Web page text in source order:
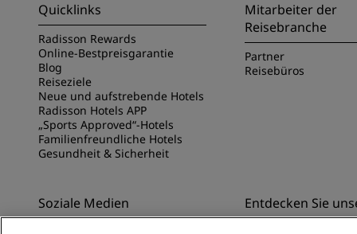
Quicklinks
Radisson Rewards
Online-Bestpreisgarantie
Blog
Reiseziele
Neue und aufstrebende Hotels
Radisson Hotels APP
„Sports Approved“-Hotels
Familienfreundliche Hotels
Gesundheit & Sicherheit
Mitarbeiter der
Reisebranche
Partner
Reisebüros
Soziale Medien Entdecken Sie